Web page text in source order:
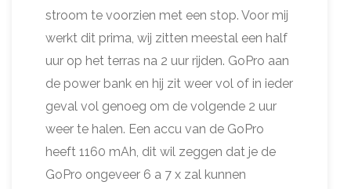
stroom te voorzien met een stop. Voor mij
werkt dit prima, wij zitten meestal een half
uur op het terras na 2 uur rijden. GoPro aan
de power bank en hij zit weer vol of in ieder
geval vol genoeg om de volgende 2 uur
weer te halen. Een accu van de GoPro
heeft 1160 mAh, dit wil zeggen dat je de
GoPro ongeveer 6 a 7 x zal kunnen